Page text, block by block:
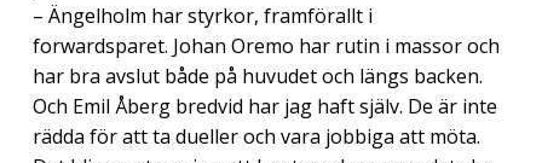
– Ängelholm har styrkor, framförallt i
forwardsparet. Johan Oremo har rutin i massor och
har bra avslut både på huvudet och längs backen.
Och Emil Åberg bredvid har jag haft själv. De är inte
rädda för att ta dueller och vara jobbiga att möta.